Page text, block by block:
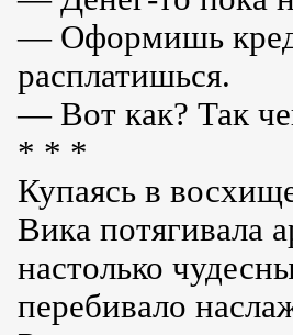
— Оформишь
расплатишься.
— Вот как? Так
* * *
Купаясь в
Вика потягивала
настолько
перебивало